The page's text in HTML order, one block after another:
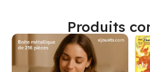
Produits